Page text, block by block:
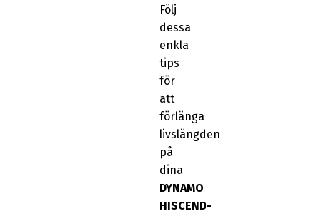
Följ
dessa
enkla
tips
för
att
förlänga
livslängden
på
dina
DYNAMO
HISCEND-